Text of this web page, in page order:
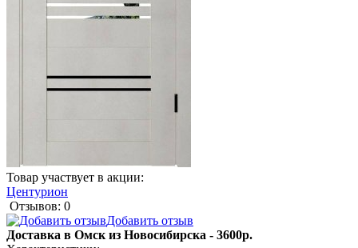
Товар участвует в акции:
Центурион
Отзывов: 0
Добавить отзыв
Доставка в Омск из Новосибирска - 3600р.